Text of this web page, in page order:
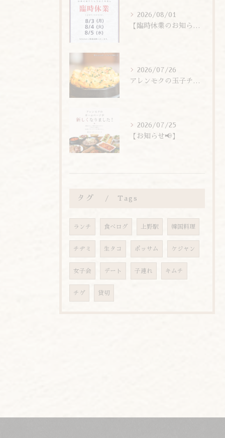
2026/08/01
2026/07/26
2026/07/25
【お知らせ📢】
タグ Tags
ランチ 食べログ 上野駅 韓国料理
チヂミ 生タコ ポッサム ケジャン
女子会 デート 子連れ キムチ
チゲ 貸切